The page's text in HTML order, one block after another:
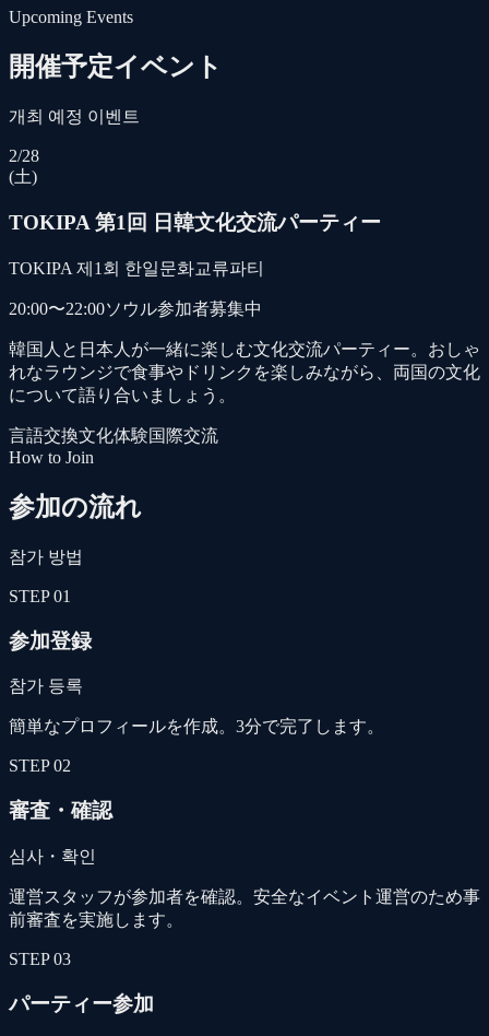
Upcoming Events
開催予定イベント
개최 예정 이벤트
2/28
(土)
TOKIPA 第1回 日韓文化交流パーティー
TOKIPA 제1회 한일문화교류파티
20:00〜22:00ソウル参加者募集中
韓国人と日本人が一緒に楽しむ文化交流パーティー。おしゃ
れなラウンジで食事やドリンクを楽しみながら、両国の文化
について語り合いましょう。
言語交換文化体験国際交流
How to Join
参加の流れ
참가 방법
STEP01
参加登録
참가 등록
簡単なプロフィールを作成。3分で完了します。
STEP02
審査・確認
심사・확인
運営スタッフが参加者を確認。安全なイベント運営のため事
前審査を実施します。
STEP03
パーティー参加